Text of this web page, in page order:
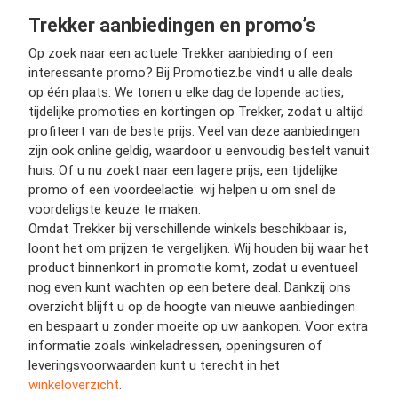
Trekker aanbiedingen en promo’s
Op zoek naar een actuele Trekker aanbieding of een
interessante promo? Bij Promotiez.be vindt u alle deals
op één plaats. We tonen u elke dag de lopende acties,
tijdelijke promoties en kortingen op Trekker, zodat u altijd
profiteert van de beste prijs. Veel van deze aanbiedingen
zijn ook online geldig, waardoor u eenvoudig bestelt vanuit
huis. Of u nu zoekt naar een lagere prijs, een tijdelijke
promo of een voordeelactie: wij helpen u om snel de
voordeligste keuze te maken.
Omdat Trekker bij verschillende winkels beschikbaar is,
loont het om prijzen te vergelijken. Wij houden bij waar het
product binnenkort in promotie komt, zodat u eventueel
nog even kunt wachten op een betere deal. Dankzij ons
overzicht blijft u op de hoogte van nieuwe aanbiedingen
en bespaart u zonder moeite op uw aankopen. Voor extra
informatie zoals winkeladressen, openingsuren of
leveringsvoorwaarden kunt u terecht in het
winkeloverzicht